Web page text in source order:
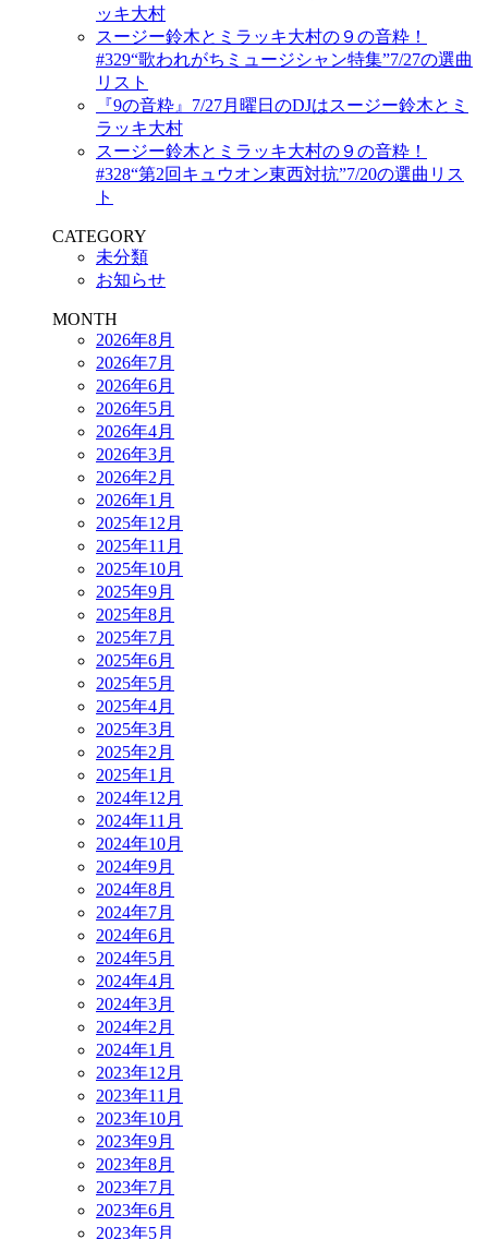
ッキ大村
スージー鈴木とミラッキ大村の９の音粋！
#329“歌われがちミュージシャン特集”7/27の選曲
リスト
『9の音粋』7/27月曜日のDJはスージー鈴木とミ
ラッキ大村
スージー鈴木とミラッキ大村の９の音粋！
#328“第2回キュウオン東西対抗”7/20の選曲リス
ト
CATEGORY
未分類
お知らせ
MONTH
2026年8月
2026年7月
2026年6月
2026年5月
2026年4月
2026年3月
2026年2月
2026年1月
2025年12月
2025年11月
2025年10月
2025年9月
2025年8月
2025年7月
2025年6月
2025年5月
2025年4月
2025年3月
2025年2月
2025年1月
2024年12月
2024年11月
2024年10月
2024年9月
2024年8月
2024年7月
2024年6月
2024年5月
2024年4月
2024年3月
2024年2月
2024年1月
2023年12月
2023年11月
2023年10月
2023年9月
2023年8月
2023年7月
2023年6月
2023年5月